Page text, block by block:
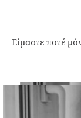
Είμαστε ποτέ